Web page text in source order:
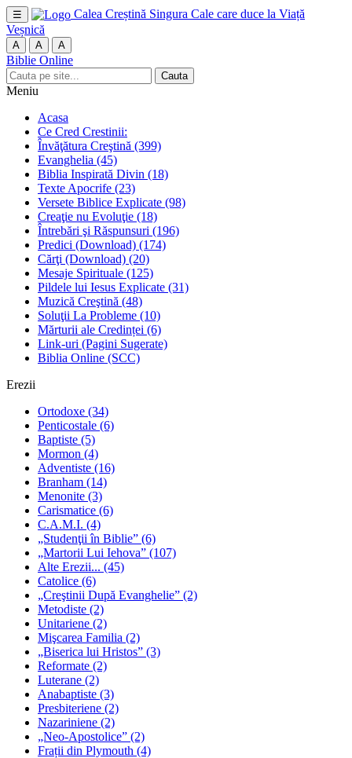
☰ Calea Creștină Singura Cale care duce la Viață
Veșnică
A A A
Biblie Online
Cauta
Meniu
Acasa
Ce Cred Crestinii:
Învăţătura Creştină (399)
Evanghelia (45)
Biblia Inspirată Divin (18)
Texte Apocrife (23)
Versete Biblice Explicate (98)
Creaţie nu Evoluţie (18)
Întrebări şi Răspunsuri (196)
Predici (Download) (174)
Cărţi (Download) (20)
Mesaje Spirituale (125)
Pildele lui Iesus Explicate (31)
Muzică Creştină (48)
Soluţii La Probleme (10)
Mărturii ale Credinței (6)
Link-uri (Pagini Sugerate)
Biblia Online (SCC)
Erezii
Ortodoxe (34)
Penticostale (6)
Baptiste (5)
Mormon (4)
Adventiste (16)
Branham (14)
Menonite (3)
Carismatice (6)
C.A.M.I. (4)
„Studenţii în Biblie” (6)
„Martorii Lui Iehova” (107)
Alte Erezii... (45)
Catolice (6)
„Creştinii După Evanghelie” (2)
Metodiste (2)
Unitariene (2)
Mişcarea Familia (2)
„Biserica lui Hristos” (3)
Reformate (2)
Luterane (2)
Anabaptiste (3)
Presbiteriene (2)
Nazariniene (2)
„Neo-Apostolice” (2)
Frații din Plymouth (4)